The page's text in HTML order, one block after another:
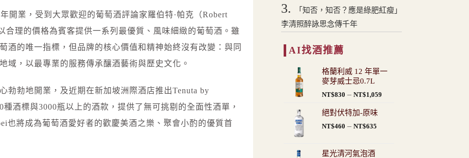
開業，受到大眾歡迎的葡萄酒評論家羅伯特·帕克（Robert
合理的價格為賓客提供一系列最優質、風味細緻的葡萄酒。雖
酒的唯一指標，但品牌的核心價值和精神始終沒有改變：與同
域，以最專業的服務傳承釀酒藝術與歷史文化。
勃勃地開業，及近期在新加坡洲際酒店推出Tenuta by
種酒標與3000瓶以上的酒款，提供了無可挑剔的全面性酒單，
也將成為葡萄酒愛好者的歡慶美酒之樂、聚會小酌的優質首
3.
「知否，知否？應是綠肥紅瘦」
李清照醉詠思念傳千年
AI找酒推薦
格蘭利威 12 年單一
麥芽威士忌0.7L
NT$830 – NT$1,059價
絕對伏特加-原味
NT$460 – NT$635價
星光清河氣泡酒